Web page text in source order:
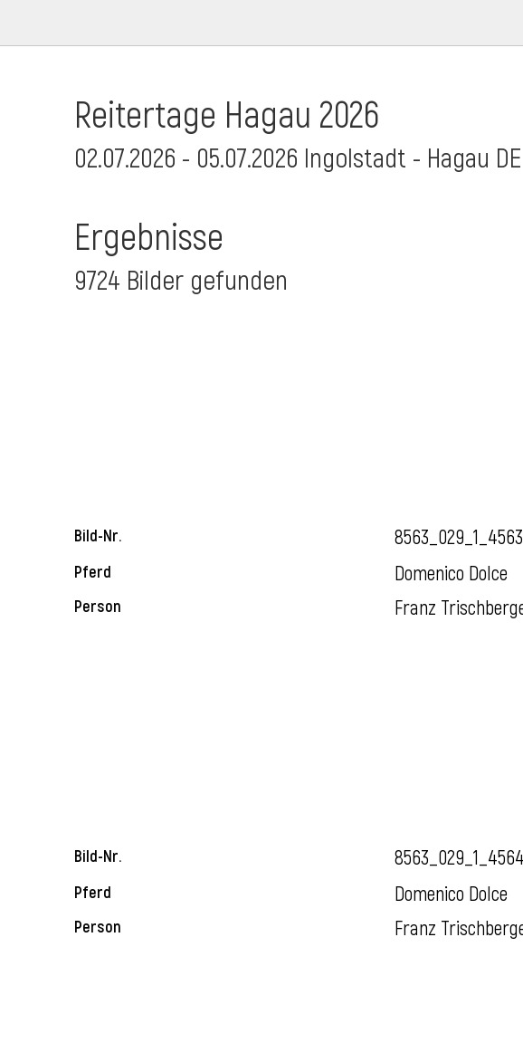
Reitertage Hagau 2026
02.07.2026 - 05.07.2026 Ingolstadt - Hagau DE
Ergebnisse
9724 Bilder gefunden
Bild-Nr. 8563_029_1_4563
Pferd Domenico Dolce
Person Franz
Bild-Nr. 8563_029_1_4564
Pferd Domenico Dolce
Person Franz